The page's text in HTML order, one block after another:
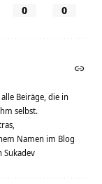
0 0
Beiräge, die in
selbst.
Namen im Blog